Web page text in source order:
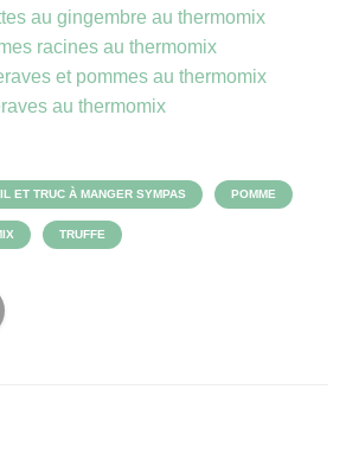
au gingembre au thermomix
racines au thermomix
et pommes au thermomix
au thermomix
ET TRUC À MANGER SYMPAS POMME
TRUFFE